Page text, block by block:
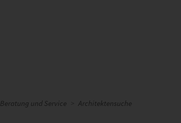
Beratung und Service Architektensuche